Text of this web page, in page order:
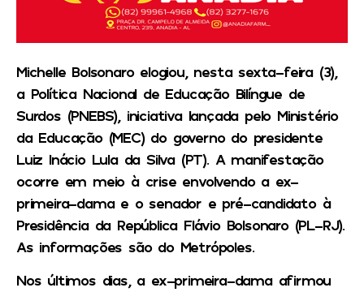
Michelle Bolsonaro elogiou, nesta sexta-feira (3),
a Política Nacional de Educação Bilíngue de
Surdos (PNEBS), iniciativa lançada pelo Ministério
da Educação (MEC) do governo do presidente
Luiz Inácio Lula da Silva (PT). A manifestação
ocorre em meio à crise envolvendo a ex-
primeira-dama e o senador e pré-candidato à
Presidência da República Flávio Bolsonaro (PL-RJ).
As informações são do Metrópoles.
Nos últimos dias, a ex-primeira-dama afirmou